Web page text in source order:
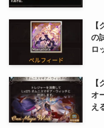
の
ロ
オ
え